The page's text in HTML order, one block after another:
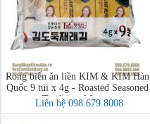
Rong biển ăn liền KIM & KIM Hàn
Quốc 9 túi x 4g - Roasted Seasoned
Traditional Laver
Liên hệ 098.679.8008